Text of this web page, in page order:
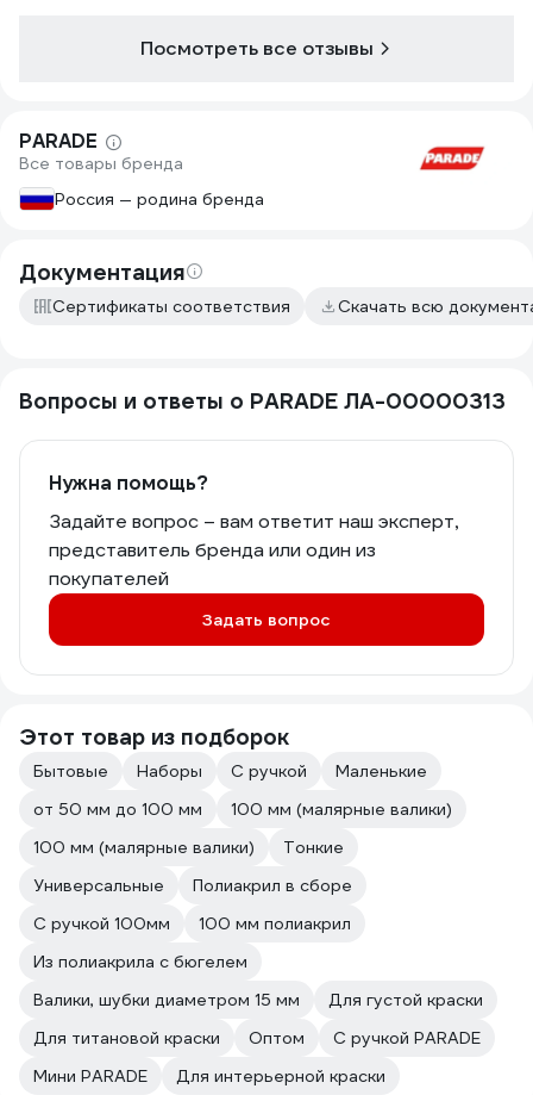
очистки от
Посмотреть все отзывы
PARADE
Все товары бренда
Россия — родина бренда
Документация
Сертификаты соответствия Скачать всю
Вопросы и ответы о PARADE ЛА-00000313
Нужна помощь?
Задайте вопрос – вам ответит наш эксперт,
представитель бренда или один из
покупателей
Задать вопрос
Этот товар из подборок
Бытовые Наборы С ручкой
Маленькие
от 50 мм до 100 мм
100 мм (малярные валики)
100 мм (малярные валики)
Тонкие
Универсальные
Полиакрил в сборе
С ручкой 100мм
100 мм полиакрил
Из полиакрила с бюгелем
Валики, шубки диаметром 15 мм
Для густой краски
Для титановой краски
Оптом
С ручкой PARADE
Мини PARADE
Для интерьерной краски